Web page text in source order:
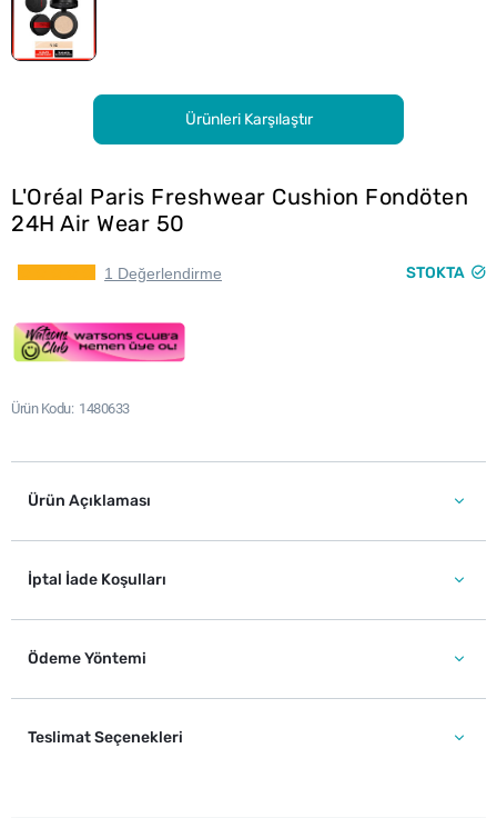
Ürünleri Karşılaştır
L'Oréal Paris Freshwear Cushion Fondöten
24H Air Wear 50
1 Değerlendirme STOKTA
Ürün Kodu 1480633
Ürün Açıklaması
İptal İade Koşulları
Ödeme Yöntemi
Teslimat Seçenekleri